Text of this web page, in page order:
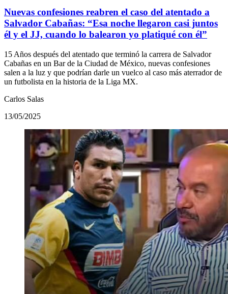
Nuevas confesiones reabren el caso del atentado a
Salvador Cabañas: “Esa noche llegaron casi juntos
él y el JJ, cuando lo balearon yo platiqué con él”
15 Años después del atentado que terminó la carrera de Salvador
Cabañas en un Bar de la Ciudad de México, nuevas confesiones
salen a la luz y que podrían darle un vuelco al caso más aterrador de
un futbolista en la historia de la Liga MX.
Carlos Salas
13/05/2025